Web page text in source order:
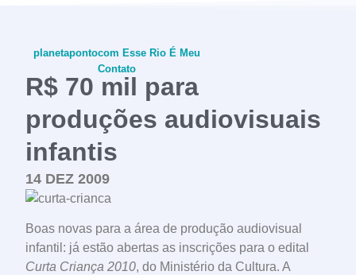
planetapontocom Esse Rio É Meu
Contato
conheça o programa
R$ 70 mil para
produções audiovisuais
infantis
14 DEZ 2009
Boas novas para a área de produção audiovisual
infantil: já estão abertas as inscrições para o edital
Curta Criança 2010, do Ministério da Cultura. A